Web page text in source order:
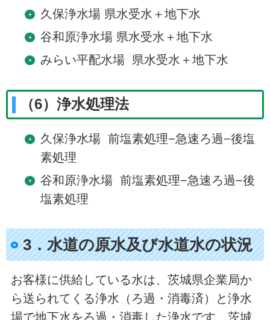
久保浄水場 県水受水＋地下水
谷和原浄水場 県水受水＋地下水
みらい平配水場 県水受水＋地下水
（6）浄水処理法
久保浄水場 前塩素処理−急速ろ過−後塩
素処理
谷和原浄水場 前塩素処理−急速ろ過−後
塩素処理
3．水道の原水及び水道水の状況
お客様に供給している水は、茨城県企業局か
ら送られてくる浄水（ろ過・消毒済）と浄水
場で地下水をろ過・消毒した浄水です。茨城